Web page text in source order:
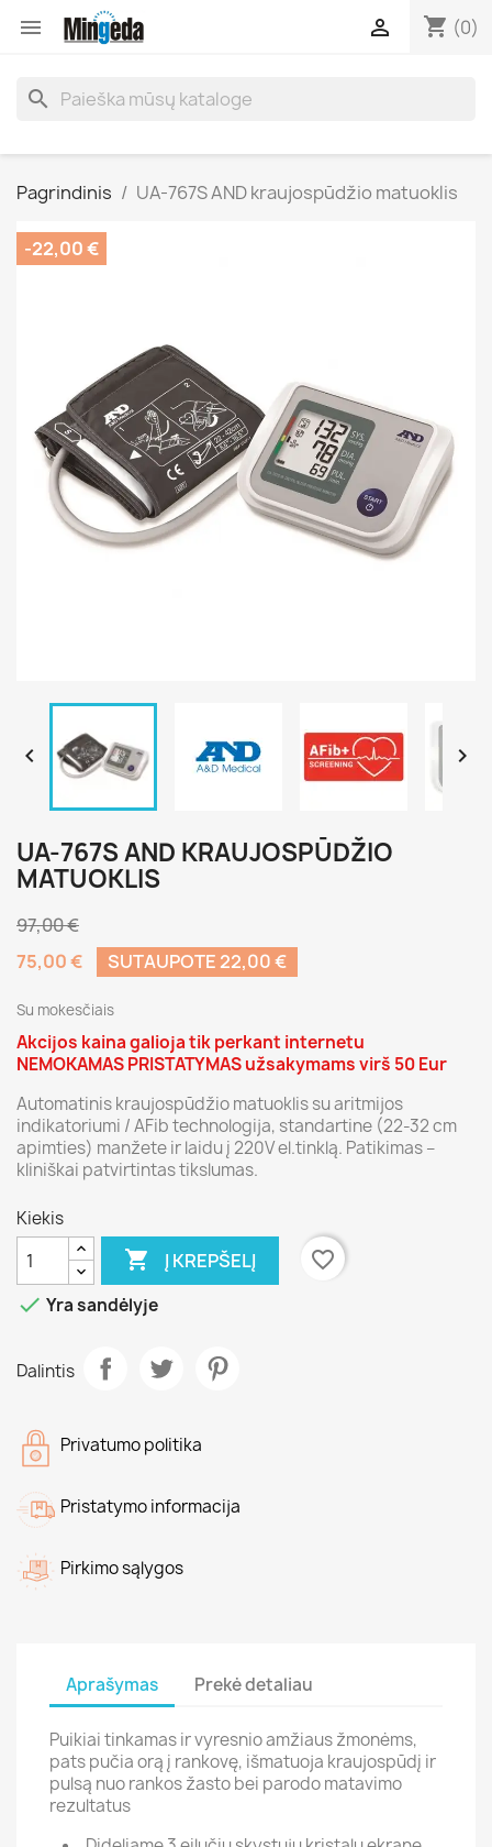
 shopping_cart (0)

search
Pagrindinis UA-767S AND kraujospūdžio matuoklis
-22,00 €
 
UA-767S AND KRAUJOSPŪDŽIO
MATUOKLIS
97,00 €
75,00 €
SUTAUPOTE 22,00 €
Su mokesčiais
Akcijos kaina galioja tik perkant internetu
NEMOKAMAS PRISTATYMAS užsakymams virš 50 Eur
Automatinis kraujospūdžio matuoklis su aritmijos
indikatoriumi / AFib technologija, standartine (22-32 cm
apimties) manžete ir laidu į 220V el.tinklą. Patikimas –
kliniškai patvirtintas tikslumas.
Kiekis
 Į KREPŠELĮ
favorite_border
 Yra sandėlyje
Dalintis
Privatumo politika
Pristatymo informacija
Pirkimo sąlygos
Aprašymas Prekė detaliau
Puikiai tinkamas ir vyresnio amžiaus žmonėms,
pats pučia orą į rankovę, išmatuoja kraujospūdį ir
pulsą nuo rankos žasto bei parodo matavimo
rezultatus